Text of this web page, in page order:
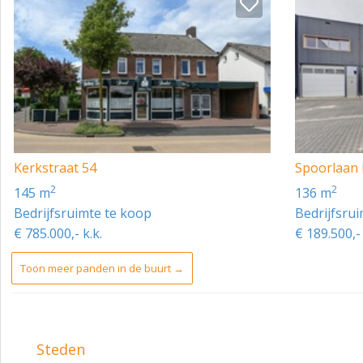
Kerkstraat 54
145 m2
Bedrijfsruimte te koop
€ 785.000,- k.k.
Spoorlaan
136 m2
€ 189.500,-
Toon meer panden in de buurt →
Steden